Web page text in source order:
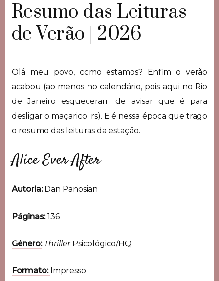
Resumo das Leituras
de Verão | 2026
Olá meu povo, como estamos? Enfim o verão
acabou (ao menos no calendário, pois aqui no Rio
de Janeiro esqueceram de avisar que é para
desligar o maçarico, rs). E é nessa época que trago
o resumo das leituras da estação.
Alice Ever After
Autoria:Dan Panosian
Páginas:136
Gênero: Thriller Psicológico/HQ
Formato: Impresso